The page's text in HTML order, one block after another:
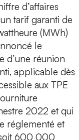
d’affaires
tarif garanti de
(MWh)
le
d’une réunion
applicable dès
aux TPE
2022 et qui
réglementé et
600 000